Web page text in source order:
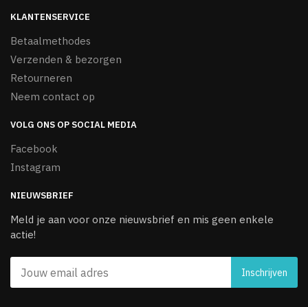
KLANTENSERVICE
Betaalmethodes
Verzenden & bezorgen
Retourneren
Neem contact op
VOLG ONS OP SOCIAL MEDIA
Facebook
Instagram
NIEUWSBRIEF
Meld je aan voor onze nieuwsbrief en mis geen enkele
actie!